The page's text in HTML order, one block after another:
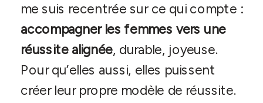
me suis recentrée sur ce qui compte :
accompagner les femmes vers une
réussite alignée, durable, joyeuse.
Pour qu’elles aussi, elles puissent
créer leur propre modèle de réussite.